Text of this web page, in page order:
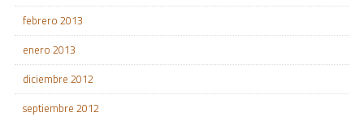
febrero 2013
enero 2013
diciembre 2012
septiembre 2012